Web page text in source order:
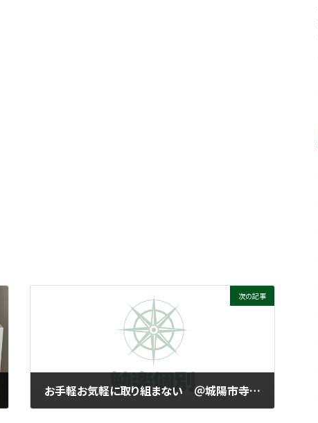
次の記事
お手軽お気軽に取り組まない ＠城陽市寺田にある個別指導塾 勉楽個別 寺田小・寺田西小・寺田南小・今池小・富野小・深谷小・久世小・久津川小・古川小・城陽中・西城陽中・東城陽・北城陽中・南城陽中・南陽高・城南菱創高・莵道高・久御山高・城陽高